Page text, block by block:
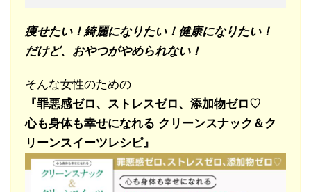
痩せたい！綺麗になりたい！健康になりたい！
だけど、おやつがやめられない！
そんな女性のための
『罪悪感ゼロ、ストレスゼロ、添加物ゼロ♡
心も身体も幸せになれる クリーンスナック＆ク
リーンスイーツレシピ』